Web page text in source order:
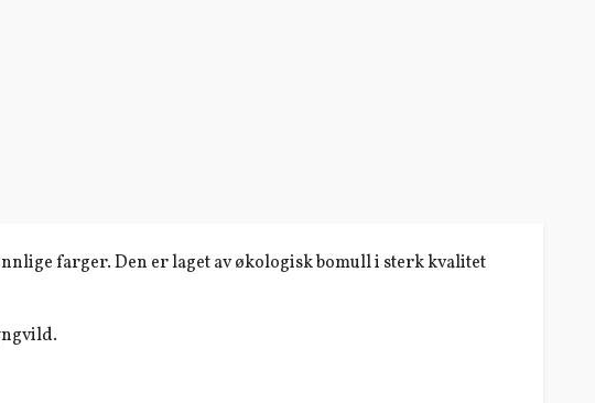
farger. Den er laget av økologisk bomull i sterk kvalitet